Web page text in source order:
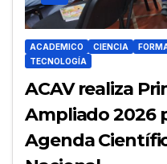
ACADEMICO CIENCIA
TECNOLOGÍA
ACAV realiza
Ampliado 2026
Agenda